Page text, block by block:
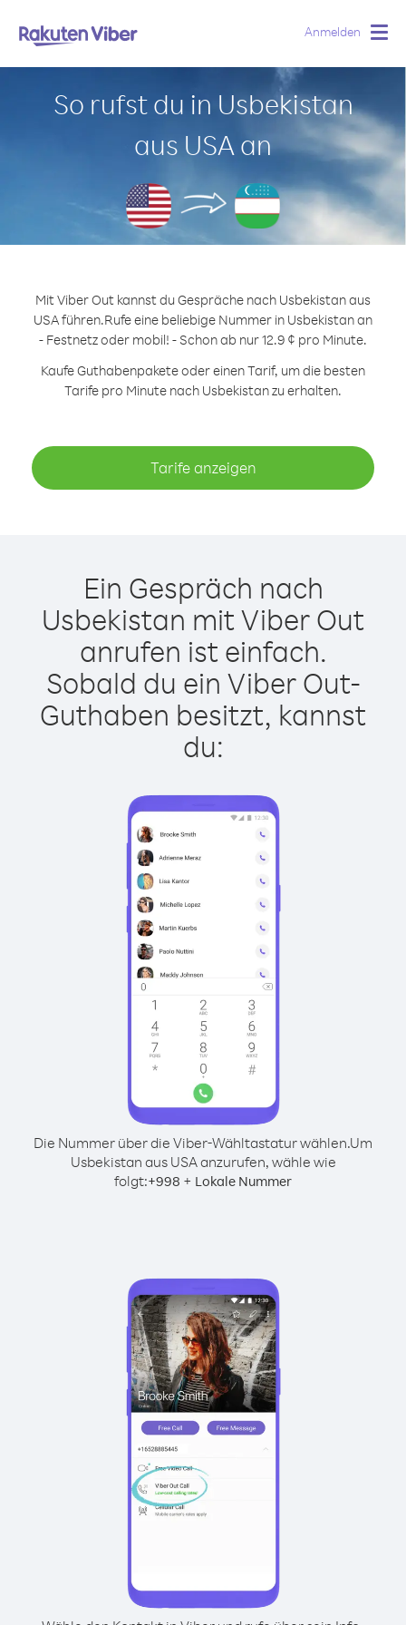
Anmelden
So rufst du in Usbekistan
aus USA an
Mit Viber Out kannst du Gespräche nach Usbekistan aus
USA führen.Rufe eine beliebige Nummer in Usbekistan an
- Festnetz oder mobil! - Schon ab nur 12.9 ¢ pro Minute.
Kaufe Guthabenpakete oder einen Tarif, um die besten
Tarife pro Minute nach Usbekistan zu erhalten.
Tarife anzeigen
Ein Gespräch nach
Usbekistan mit Viber Out
anrufen ist einfach.
Sobald du ein Viber Out-
Guthaben besitzt, kannst
du:
Die Nummer über die Viber-Wähltastatur wählen.Um
Usbekistan aus USA anzurufen, wähle wie
folgt:+998 + Lokale Nummer